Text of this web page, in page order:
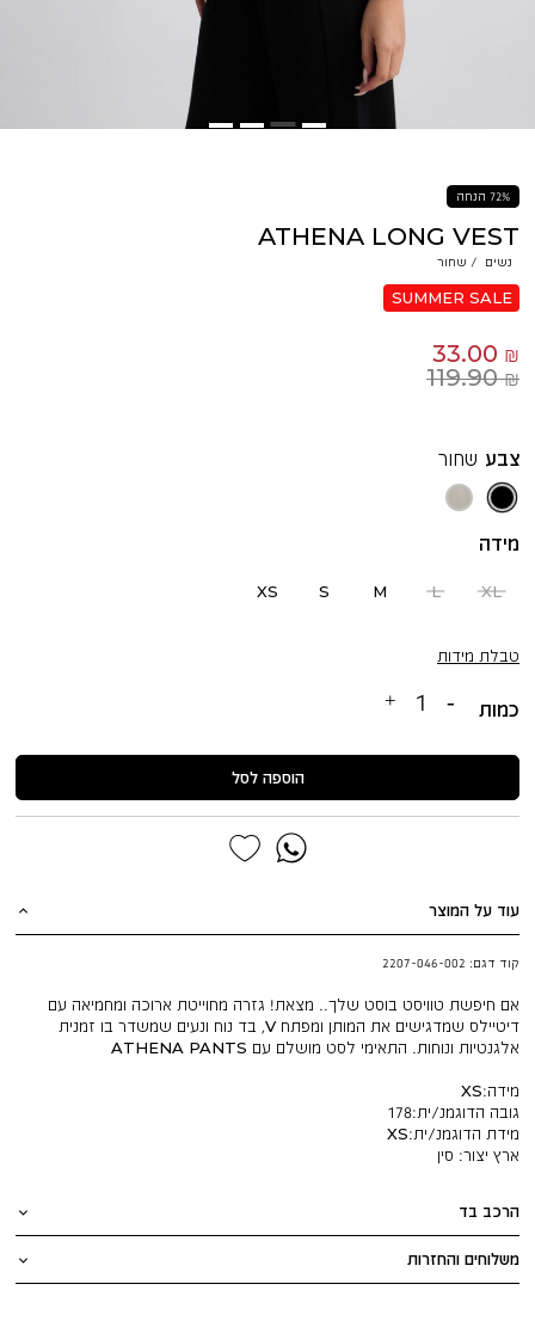
72% הנחה
ATHENA LONG VEST
נשים / שחור
SUMMER SALE
33.00 ₪
119.90 ₪
צבע שחור
שחור
חול
אפור
מידה
XS S M L XL
טבלת מידות
כמות
הוספה לסל
עוד על המוצר
הרכב בד
משלוחים והחזרות
קוד דגם: 2207-046-002
אם חיפשת טוויסט בוסט שלך.. מצאת! גזרה מחוייטת ארוכה ומחמיאה עם
דיטיילס שמדגישים את המותן ומפתח V, בד נוח ונעים שמשדר בו זמנית
אלגנטיות ונוחות. התאימי לסט מושלם עם ATHENA PANTS
XSמידה:
178גובה הדוגמנ/ית:
XSמידת הדוגמנ/ית:
ארץ יצור: סין